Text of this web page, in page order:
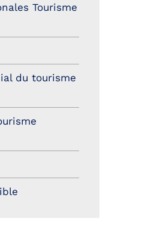
Tourisme
du tourisme